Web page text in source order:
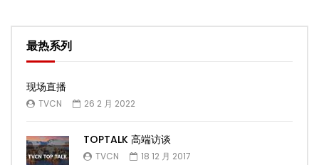
最热系列
现场直播
TVCN 26 2 月 2022
TOPTALK 高端访谈
TVCN 18 12 月 2017